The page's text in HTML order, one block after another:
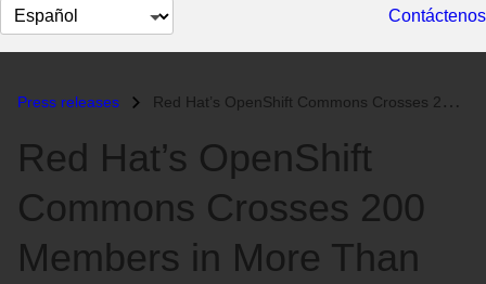
Cambiar
el
Contáctenos
Press releases Red Hat’s OpenShift Commons Crosses 200 Members in More Than 40 Countr...
Red Hat’s OpenShift
Commons Crosses 200
Members in More Than